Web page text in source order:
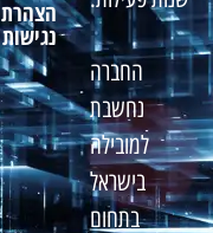
החברה
נחשבת
למובילה
בישראל
בתחום
הצהרת
נגישות